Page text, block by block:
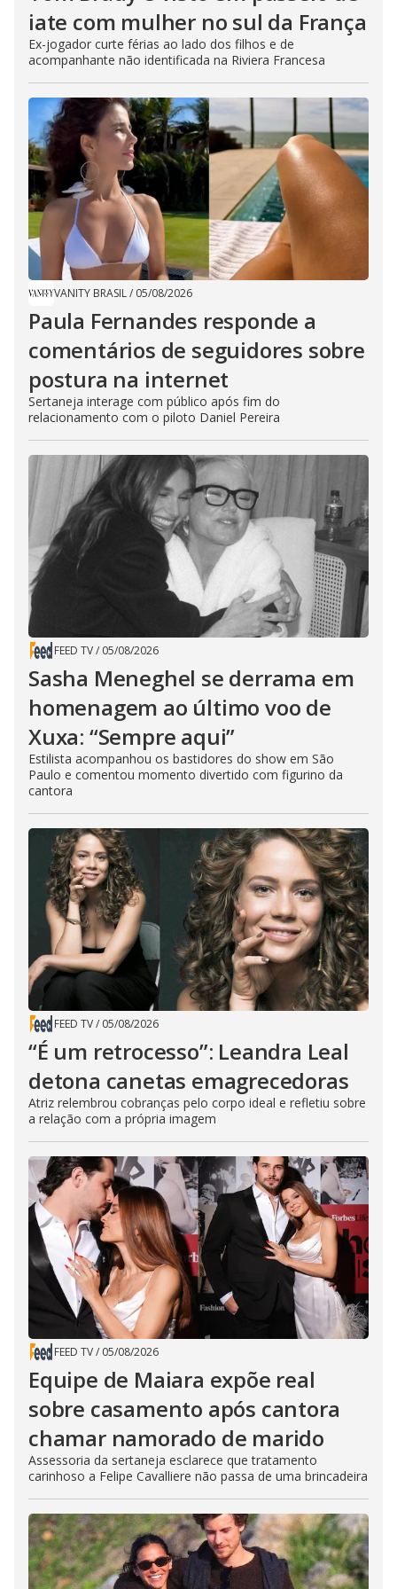
iate com mulher no sul da França
Ex-jogador curte férias ao lado dos filhos e de
acompanhante não identificada na Riviera Francesa
VANITY BRASIL/ 05/08/2026
Paula Fernandes responde a
comentários de seguidores sobre
postura na internet
Sertaneja interage com público após fim do
relacionamento com o piloto Daniel Pereira
FEED TV/ 05/08/2026
Sasha Meneghel se derrama em
homenagem ao último voo de
Xuxa: “Sempre aqui”
Estilista acompanhou os bastidores do show em São
Paulo e comentou momento divertido com figurino da
cantora
FEED TV/ 05/08/2026
“É um retrocesso”: Leandra Leal
detona canetas emagrecedoras
Atriz relembrou cobranças pelo corpo ideal e refletiu sobre
a relação com a própria imagem
FEED TV/ 05/08/2026
Equipe de Maiara expõe real
sobre casamento após cantora
chamar namorado de marido
Assessoria da sertaneja esclarece que tratamento
carinhoso a Felipe Cavalliere não passa de uma brincadeira